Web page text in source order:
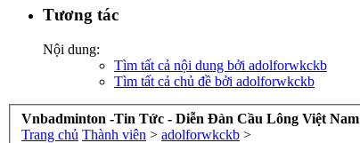
Tương tác
Nội dung:
Tìm tất cả nội dung bởi adolforwkckb
Tìm tất cả chủ đề bởi adolforwkckb
Vnbadminton -Tin Tức - Diễn Đàn Cầu Lông Việt Nam
Trang chủ Thành viên > adolforwkckb >